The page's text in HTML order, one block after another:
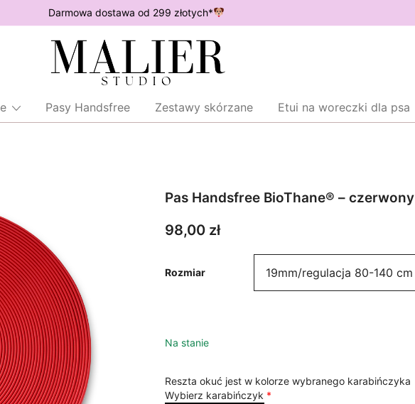
Darmowa dostawa od 299 złotych*
Malier Studio
Pasy Handsfree Zestawy skórzane Etui na woreczki dla psa
Pas Handsfree BioThane® – czerwony
98,00 zł
Rozmiar
Na stanie
Reszta okuć jest w kolorze wybranego karabińczyka
Wybierz karabińczyk *